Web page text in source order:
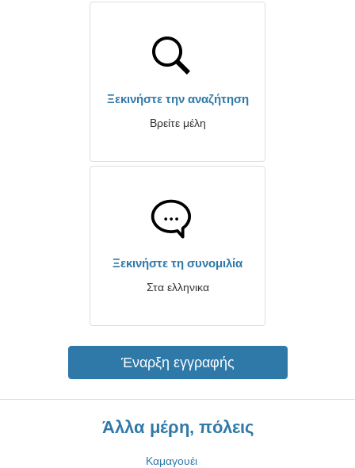
Ξεκινήστε την αναζήτηση
Βρείτε μέλη
Ξεκινήστε τη συνομιλία
Στα ελληνικα
Έναρξη εγγραφής
Άλλα μέρη, πόλεις
Καμαγουέι